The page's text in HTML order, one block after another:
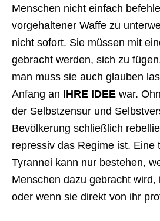
Menschen nicht einfach
vorgehaltener Waffe zu
nicht sofort. Sie müssen mit
gebracht werden, sich zu
man muss sie auch glauben
Anfang an IHRE IDEE war.
der Selbstzensur und
Bevölkerung schließlich
repressiv das Regime ist. Eine
Tyrannei kann nur bestehen,
Menschen dazu gebracht wird,
oder wenn sie direkt von ihr